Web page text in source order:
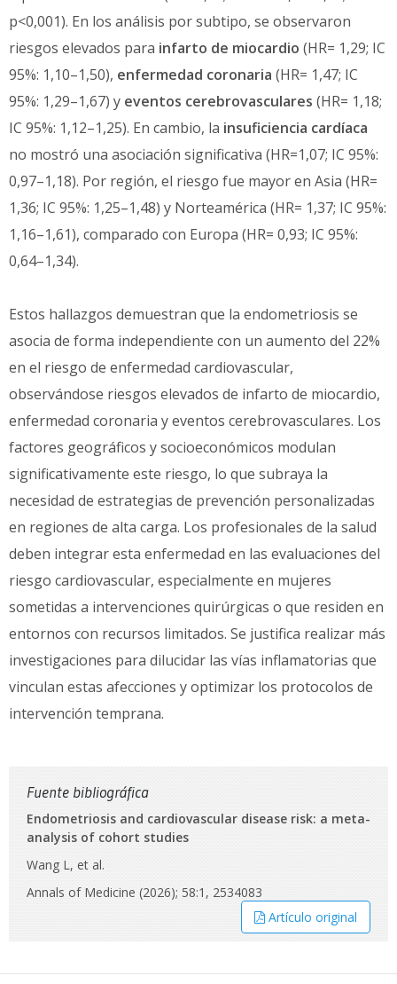
p<0,001). En los análisis por subtipo, se observaron
riesgos elevados para infarto de miocardio (HR= 1,29; IC
95%: 1,10–1,50), enfermedad coronaria (HR= 1,47; IC
95%: 1,29–1,67) y eventos cerebrovasculares (HR= 1,18;
IC 95%: 1,12–1,25). En cambio, la insuficiencia cardíaca
no mostró una asociación significativa (HR=1,07; IC 95%:
0,97–1,18). Por región, el riesgo fue mayor en Asia (HR=
1,36; IC 95%: 1,25–1,48) y Norteamérica (HR= 1,37; IC 95%:
1,16–1,61), comparado con Europa (HR= 0,93; IC 95%:
0,64–1,34).
Estos hallazgos demuestran que la endometriosis se
asocia de forma independiente con un aumento del 22%
en el riesgo de enfermedad cardiovascular,
observándose riesgos elevados de infarto de miocardio,
enfermedad coronaria y eventos cerebrovasculares. Los
factores geográficos y socioeconómicos modulan
significativamente este riesgo, lo que subraya la
necesidad de estrategias de prevención personalizadas
en regiones de alta carga. Los profesionales de la salud
deben integrar esta enfermedad en las evaluaciones del
riesgo cardiovascular, especialmente en mujeres
sometidas a intervenciones quirúrgicas o que residen en
entornos con recursos limitados. Se justifica realizar más
investigaciones para dilucidar las vías inflamatorias que
vinculan estas afecciones y optimizar los protocolos de
intervención temprana.
Fuente bibliográfica
Endometriosis and cardiovascular disease risk: a meta-
analysis of cohort studies
Wang L, et al.
Annals of Medicine (2026); 58:1, 2534083
Artículo original